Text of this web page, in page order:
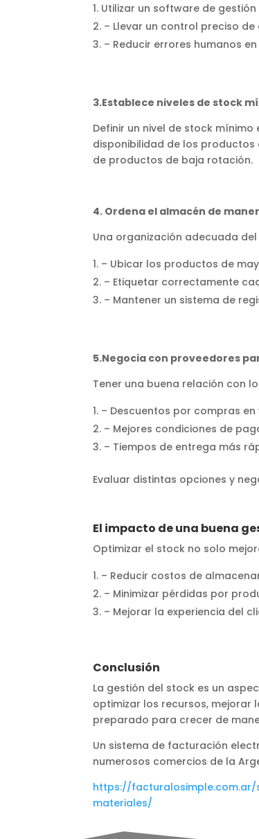
Utilizar un software de
– Llevar un control preciso
– Reducir errores humanos
3.Establece niveles de stock
Definir un nivel de stock
disponibilidad de los productos
de productos de baja rotación.
4. Ordena el almacén de
Una organización adecuada
– Ubicar los productos de
– Etiquetar correctamente
– Mantener un sistema de
5.Negocia con proveedores
Tener una buena relación con
– Descuentos por compras en
– Mejores condiciones de
– Tiempos de entrega más
Evaluar distintas opciones y
El impacto de una buena
Optimizar el stock no solo
– Reducir costos de
– Minimizar pérdidas por
– Mejorar la experiencia del
Conclusión
La gestión del stock es un
optimizar los recursos, mejorar
preparado para crecer de
Un sistema de facturación
numerosos comercios de la
https://
materiales/